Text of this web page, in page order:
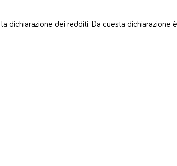
dichiarazione dei redditi. Da questa dichiarazione è